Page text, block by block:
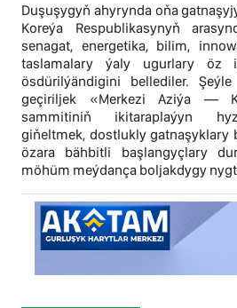
Duşuşygyň ahyrynda oňa
Koreýa Respublikasynyň
senagat, energetika, bilim,
taslamalary ýaly ugurlary öz
ösdürilýändigini bellediler.
geçiriljek «Merkezi Aziýa —
sammitiniň ikitaraplaýyn
giňeltmek, dostlukly gatnaşyklary
özara bähbitli başlangyçlary
möhüm meýdança boljakdygy